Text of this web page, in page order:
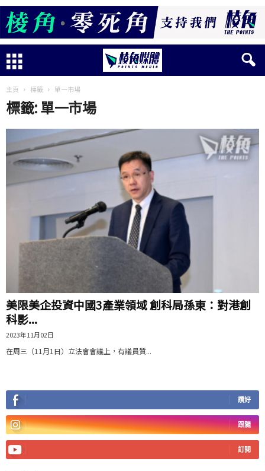
主頁 標籤 單一市場
標籤: 單一市場
美限美企投資中國3產業領域 創科局孫東：對港創
科影...
2023年11月02日
在周三（11月1日）立法會會議上，有議員質...
讚好
跟隨
訂閱